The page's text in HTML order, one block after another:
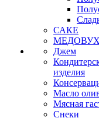
САКЕ
Джем
изделия
Масло
Мясная
Снеки